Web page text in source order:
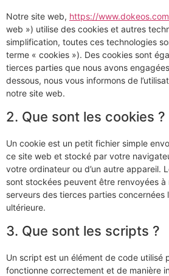
Notre site web, https://
web ») utilise des cookies et autres
simplification, toutes ces technologies
terme « cookies »). Des cookies sont
tierces parties que nous avons
dessous, nous vous informons de
notre site web.
2. Que sont les cookies ?
Un cookie est un petit fichier simple
ce site web et stocké par votre
votre ordinateur ou d’un autre appareil.
sont stockées peuvent être renvoyées à
serveurs des tierces parties concernées
ultérieure.
3. Que sont les scripts ?
Un script est un élément de code utilisé
fonctionne correctement et de manière